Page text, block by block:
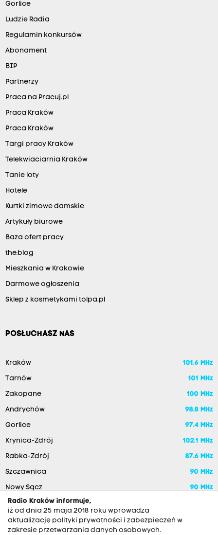
Gorlice
Ludzie Radia
Regulamin konkursów
Abonament
BIP
Partnerzy
Praca na Pracuj.pl
Praca Kraków
Praca Kraków
Targi pracy Kraków
Telekwiaciarnia Kraków
Tanie loty
Hotele
Kurtki zimowe damskie
Artykuły biurowe
Baza ofert pracy
the:blog
Mieszkania w Krakowie
Darmowe ogłoszenia
Sklep z kosmetykami tolpa.pl
POSŁUCHASZ NAS
Kraków 101.6 MHz
Tarnów 101 MHz
Zakopane 100 MHz
Andrychów 98.8 MHz
Gorlice 97.4 MHz
Krynica-Zdrój 102.1 MHz
Rabka-Zdrój 87.6 MHz
Szczawnica 90 MHz
Nowy Sącz
90 MHz
Radio Kraków informuje,
iż od dnia 25 maja 2018 roku wprowadza
aktualizację polityki prywatności i zabezpieczeń w
zakresie przetwarzania danych osobowych.